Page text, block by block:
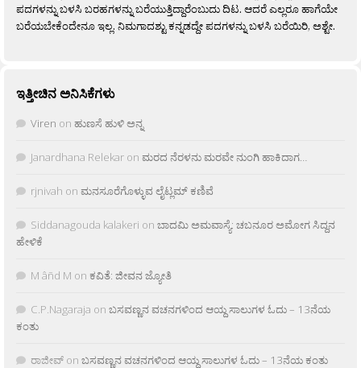
ಪದಗಳನ್ನು ಬಳಸಿ ಬರಹಗಳನ್ನು ಬರೆಯುತ್ತಿದ್ದಾರೆಂಬುದು ದಿಟ. ಆದರೆ ಎಲ್ಲರೂ ಹಾಗೆಯೇ
ಬರೆಯಬೇಕೆಂದೇನೂ ಇಲ್ಲ. ನಿಮಗಾದಶ್ಟು ಕನ್ನಡದ್ದೇ ಪದಗಳನ್ನು ಬಳಸಿ ಬರೆಯಿರಿ, ಅಶ್ಟೇ.
ಇತ್ತೀಚಿನ ಅನಿಸಿಕೆಗಳು
Viren on ಹುಣಸೆ ಹುಳಿ ಅನ್ನ
Janardhana Relekar on ಮರದ ನೆರಳನು ಮರವೇ ನುಂಗಿ ಹಾಕಿದಾಗ…
rjnivah on ಮನಸೂರೆಗೊಳ್ಳುವ ಲೈಟ್ಲಮ್ ಕಣಿವೆ
Siddanagouda kalakeri on ಬಾದಮಿ ಅಮವಾಸ್ಯೆ: ಚಬನೂರ ಅಮೋಗ ಸಿದ್ದನ
ಹೇಳಿಕೆ
M âñd M on ಕವಿತೆ: ಜೀವನ ಜ್ಯೋತಿ
C.P.Nagaraja on ಬಸವಣ್ಣನ ವಚನಗಳಿಂದ ಆಯ್ದ ಸಾಲುಗಳ ಓದು – 13ನೆಯ
ಕಂತು
ರಾಜೀವ್ on ಬಸವಣ್ಣನ ವಚನಗಳಿಂದ ಆಯ್ದ ಸಾಲುಗಳ ಓದು – 13ನೆಯ ಕಂತು